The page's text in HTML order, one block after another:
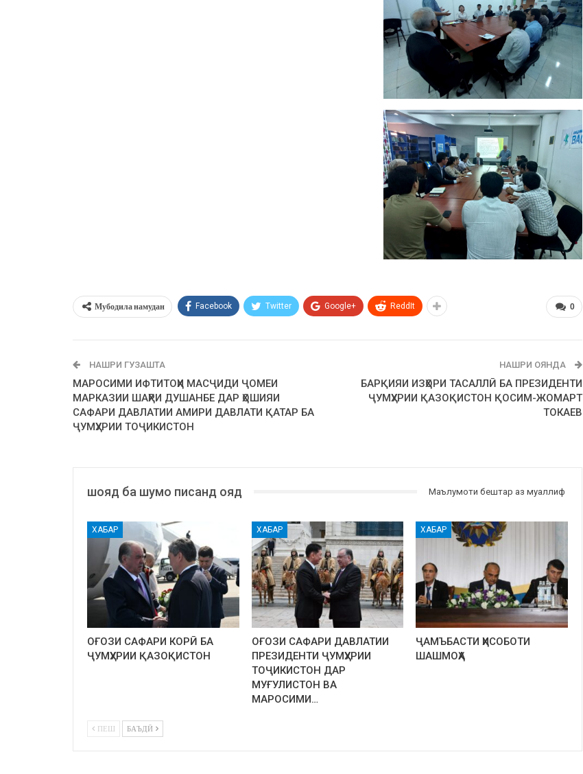
0
Мубодила намудан Facebook Twitter Google+ ReddIt
НАШРИ ГУЗАШТА
МАРОСИМИ ИФТИТОҲИ МАСҶИДИ ҶОМЕИ
МАРКАЗИИ ШАҲРИ ДУШАНБЕ ДАР ҲОШИЯИ
САФАРИ ДАВЛАТИИ АМИРИ ДАВЛАТИ ҚАТАР БА
ҶУМҲУРИИ ТОҶИКИСТОН
НАШРИ ОЯНДА
БАРҚИЯИ ИЗҲОРИ ТАСАЛЛӢ БА ПРЕЗИДЕНТИ
ҶУМҲУРИИ ҚАЗОҚИСТОН ҚОСИМ-ЖОМАРТ
ТОКАЕВ
шояд ба шумо писанд ояд Маълумоти бештар аз муаллиф
ХАБАР
ОҒОЗИ САФАРИ КОРӢ БА
ҶУМҲУРИИ ҚАЗОҚИСТОН
ХАБАР
ОҒОЗИ САФАРИ ДАВЛАТИИ
ПРЕЗИДЕНТИ ҶУМҲУРИИ
ТОҶИКИСТОН ДАР
МУҒУЛИСТОН ВА
МАРОСИМИ…
ХАБАР
ҶАМЪБАСТИ ҲИСОБОТИ
ШАШМОҲА
ПЕШ БАЪДӢ